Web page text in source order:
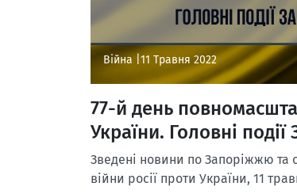
Війна | 11 Травня 2022
77-й день
України. Головні
Зведені новини по Запоріжжю та
війни росії проти України, 11